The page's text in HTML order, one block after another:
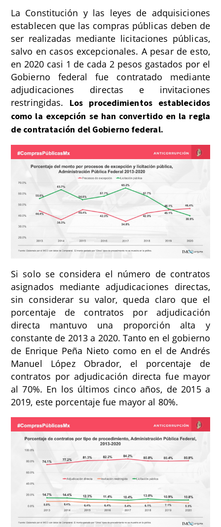
La Constitución y las leyes de adquisiciones
establecen que las compras públicas deben de
ser realizadas mediante licitaciones públicas,
salvo en casos excepcionales. A pesar de esto,
en 2020 casi 1 de cada 2 pesos gastados por el
Gobierno federal fue contratado mediante
adjudicaciones directas e invitaciones
restringidas. Los procedimientos establecidos
como la excepción se han convertido en la regla
de contratación del Gobierno federal.
Si solo se considera el número de contratos
asignados mediante adjudicaciones directas,
sin considerar su valor, queda claro que el
porcentaje de contratos por adjudicación
directa mantuvo una proporción alta y
constante de 2013 a 2020. Tanto en el gobierno
de Enrique Peña Nieto como en el de Andrés
Manuel López Obrador, el porcentaje de
contratos por adjudicación directa fue mayor
al 70%. En los últimos cinco años, de 2015 a
2019, este porcentaje fue mayor al 80%.